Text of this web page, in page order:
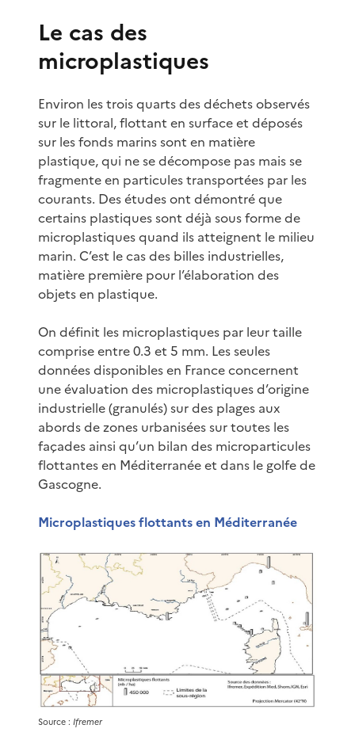
Le cas des
microplastiques
Environ les trois quarts des déchets observés
sur le littoral, flottant en surface et déposés
sur les fonds marins sont en matière
plastique, qui ne se décompose pas mais se
fragmente en particules transportées par les
courants. Des études ont démontré que
certains plastiques sont déjà sous forme de
microplastiques quand ils atteignent le milieu
marin. C’est le cas des billes industrielles,
matière première pour l’élaboration des
objets en plastique.
On définit les microplastiques par leur taille
comprise entre 0.3 et 5 mm. Les seules
données disponibles en France concernent
une évaluation des microplastiques d’origine
industrielle (granulés) sur des plages aux
abords de zones urbanisées sur toutes les
façades ainsi qu’un bilan des microparticules
flottantes en Méditerranée et dans le golfe de
Gascogne.
Microplastiques flottants en Méditerranée
Source : Ifremer